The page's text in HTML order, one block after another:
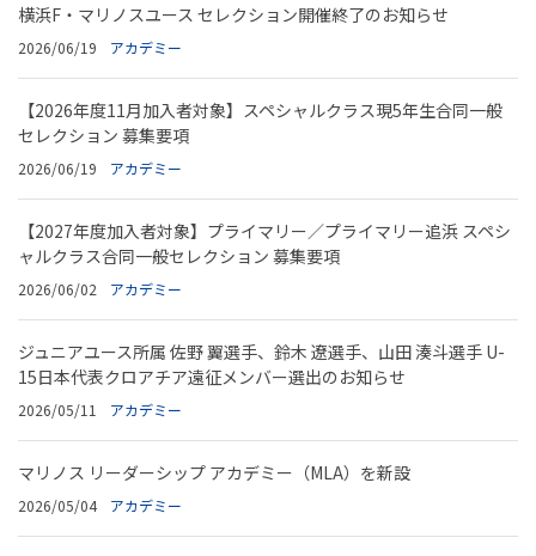
横浜F・マリノスユース セレクション開催終了のお知らせ
2026/06/19 アカデミー
【2026年度11月加入者対象】スペシャルクラス現5年生合同一般
セレクション 募集要項
2026/06/19 アカデミー
【2027年度加入者対象】プライマリー／プライマリー追浜 スペシ
ャルクラス合同一般セレクション 募集要項
2026/06/02 アカデミー
ジュニアユース所属 佐野 翼選手、鈴木 遼選手、山田 湊斗選手 U-
15日本代表クロアチア遠征メンバー選出のお知らせ
2026/05/11 アカデミー
マリノス リーダーシップ アカデミー（MLA）を新設
2026/05/04 アカデミー